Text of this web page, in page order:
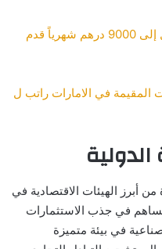
وظائف بنك دبي الاسلامي براتب يصل إلى 9000 درهم شهرياً قدم
المقيمة في الامارات راتب ل
أبرز الهيئات الاقتصادية في
تساهم في جذب الاستثمارات
في بيئة متميزة